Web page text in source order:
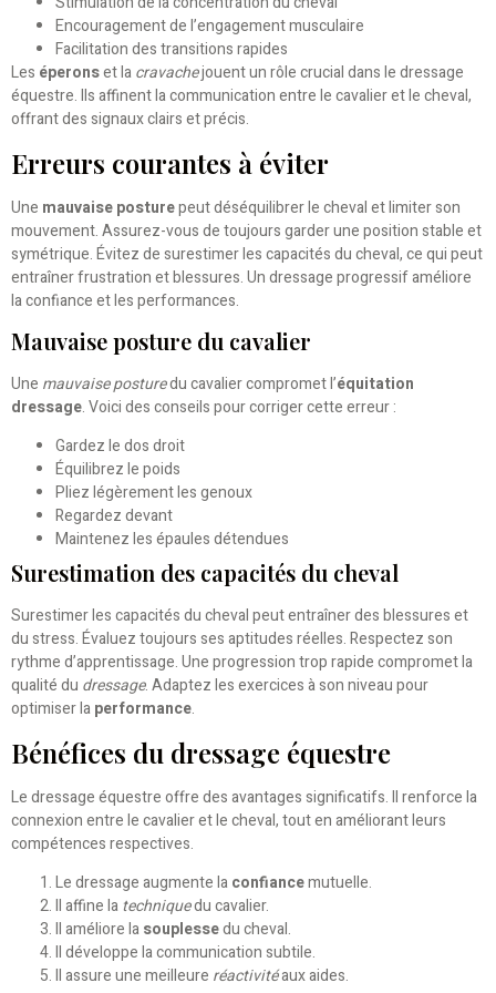
Encouragement de l’engagement musculaire
Facilitation des transitions rapides
Les éperonset lacravachejouent un rôle crucial dans le dressage
équestre. Ils affinent la communication entre le cavalier et le cheval,
offrant des signaux clairs et précis.
Erreurs courantes à éviter
Une mauvaise posturepeut déséquilibrer le cheval et limiter son
mouvement. Assurez-vous de toujours garder une position stable et
symétrique. Évitez de surestimer les capacités du cheval, ce qui peut
entraîner frustration et blessures. Un dressage progressif améliore
la confiance et les performances.
Mauvaise posture du cavalier
Une mauvaise posturedu cavalier compromet l’équitation
dressage. Voici des conseils pour corriger cette erreur :
Gardez le dos droit
Équilibrez le poids
Pliez légèrement les genoux
Regardez devant
Maintenez les épaules détendues
Surestimation des capacités du cheval
Surestimer les capacités du cheval peut entraîner des blessures et
du stress. Évaluez toujours ses aptitudes réelles. Respectez son
rythme d’apprentissage. Une progression trop rapide compromet la
qualité du dressage. Adaptez les exercices à son niveau pour
optimiser laperformance.
Bénéfices du dressage équestre
Le dressage équestre offre des avantages significatifs. Il renforce la
connexion entre le cavalier et le cheval, tout en améliorant leurs
compétences respectives.
Le dressage augmente laconfiancemutuelle.
Il affine latechniquedu cavalier.
Il améliore lasouplessedu cheval.
Il développe la communication subtile.
Il assure une meilleure réactivitéaux aides.